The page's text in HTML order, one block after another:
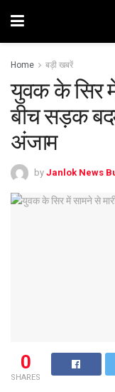
Home बड़ी खबरें
युवक के सिर में
बीच सड़क
अंजाम
by Janlok News
0
SHARES